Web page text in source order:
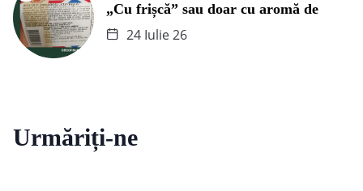
„Cu frișcă” sau doar cu aromă de
24 Iulie 26
Urmăriți-ne